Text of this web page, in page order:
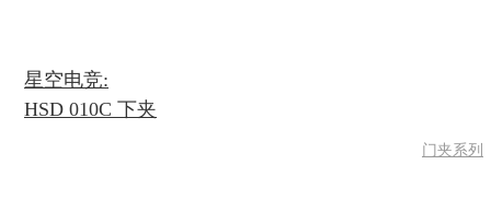
星空电竞:
HSD 010C 下夹
门夹系列